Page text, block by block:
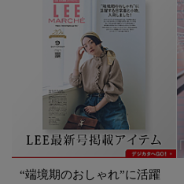
“端境期のおしゃれ”に活躍